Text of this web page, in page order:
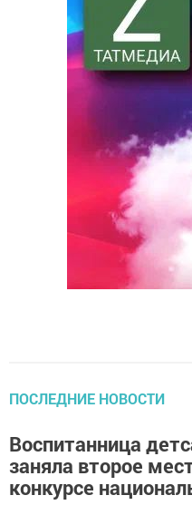
ПОСЛЕДНИЕ НОВОСТИ
Воспитанница
заняла второе
конкурсе